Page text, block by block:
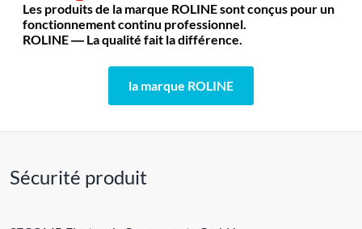
Les produits de la marque ROLINE sont conçus pour un
fonctionnement continu professionnel.
ROLINE ― La qualité fait la différence.
la marque ROLINE
Sécurité produit